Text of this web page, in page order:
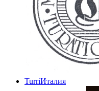
TurriИталия